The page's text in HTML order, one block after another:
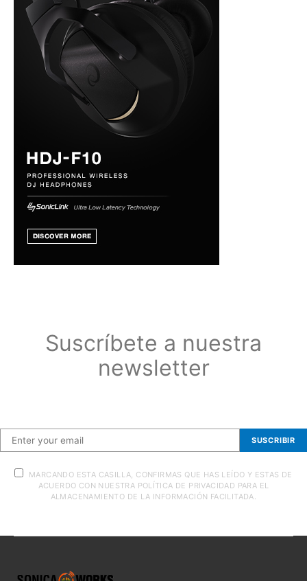
Suscríbete a nuestra
newsletter
SUSCRIBIR
MARCANDO ESTA CASILLA, CONFIRMAS QUE HAS LEÍDO Y ESTAS DE
ACUERDO CON NUESTRA POLÍTICA DE PRIVACIDAD PARA EL
ALMACENAMIENTO DE LA INFORMACIÓN FACILITADA.